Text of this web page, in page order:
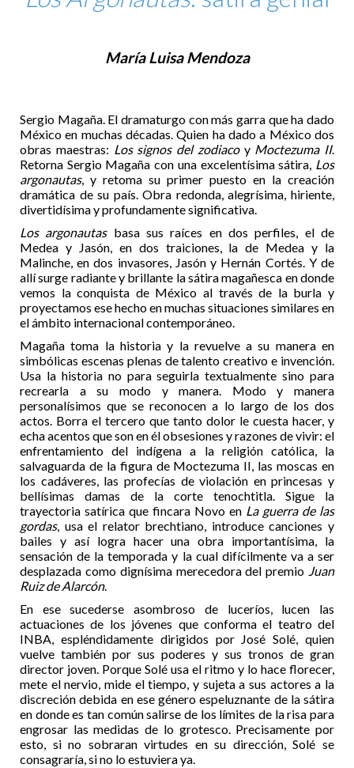
María Luisa Mendoza
Sergio Magaña. El dramaturgo con más garra que ha dado
México en muchas décadas. Quien ha dado a México dos
obras maestras: Los signos del zodiacoy Moctezuma II.
Retorna Sergio Magaña con una excelentísima sátira, Los
argonautas, y retoma su primer puesto en la creación
dramática de su país. Obra redonda, alegrísima, hiriente,
divertidísima y profundamente significativa.
Los argonautasbasa sus raíces en dos perfiles, el de
Medea y Jasón, en dos traiciones, la de Medea y la
Malinche, en dos invasores, Jasón y Hernán Cortés. Y de
allí surge radiante y brillante la sátira magañesca en donde
vemos la conquista de México al través de la burla y
proyectamos ese hecho en muchas situaciones similares en
el ámbito internacional contemporáneo.
Magaña toma la historia y la revuelve a su manera en
simbólicas escenas plenas de talento creativo e invención.
Usa la historia no para seguirla textualmente sino para
recrearla a su modo y manera. Modo y manera
personalísimos que se reconocen a lo largo de los dos
actos. Borra el tercero que tanto dolor le cuesta hacer, y
echa acentos que son en él obsesiones y razones de vivir: el
enfrentamiento del indígena a la religión católica, la
salvaguarda de la figura de Moctezuma II, las moscas en
los cadáveres, las profecías de violación en princesas y
bellísimas damas de la corte tenochtitla. Sigue la
trayectoria satírica que fincara Novo en La guerra de las
gordas, usa el relator brechtiano, introduce canciones y
bailes y así logra hacer una obra importantísima, la
sensación de la temporada y la cual difícilmente va a ser
desplazada como dignísima merecedora del premio Juan
Ruiz de Alarcón.
En ese sucederse asombroso de luceríos, lucen las
actuaciones de los jóvenes que conforma el teatro del
INBA, espléndidamente dirigidos por José Solé, quien
vuelve también por sus poderes y sus tronos de gran
director joven. Porque Solé usa el ritmo y lo hace florecer,
mete el nervio, mide el tiempo, y sujeta a sus actores a la
discreción debida en ese género espeluznante de la sátira
en donde es tan común salirse de los límites de la risa para
engrosar las medidas de lo grotesco. Precisamente por
esto, si no sobraran virtudes en su dirección, Solé se
consagraría, si no lo estuviera ya.